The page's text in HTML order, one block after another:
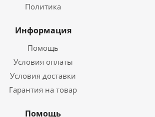
Политика
Информация
Помощь
Условия оплаты
Условия доставки
Гарантия на товар
Помощь